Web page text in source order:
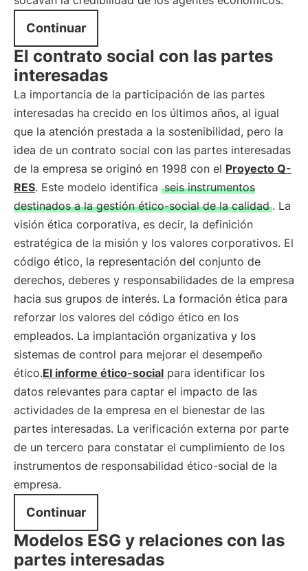
Continuar
El contrato social con las partes
interesadas
La importancia de la participación de las partes
interesadas ha crecido en los últimos años, al igual
que la atención prestada a la sostenibilidad, pero la
idea de un contrato social con las partes interesadas
de la empresa se originó en 1998 con el Proyecto Q-
RES. Este modelo identifica seis instrumentos
destinados a la gestión ético-social de la calidad . La
visión ética corporativa, es decir, la definición
estratégica de la misión y los valores corporativos. El
código ético, la representación del conjunto de
derechos, deberes y responsabilidades de la empresa
hacia sus grupos de interés. La formación ética para
reforzar los valores del código ético en los
empleados. La implantación organizativa y los
sistemas de control para mejorar el desempeño
ético.El informe ético-social para identificar los
datos relevantes para captar el impacto de las
actividades de la empresa en el bienestar de las
partes interesadas. La verificación externa por parte
de un tercero para constatar el cumplimiento de los
instrumentos de responsabilidad ético-social de la
empresa.
Continuar
Modelos ESG y relaciones con las
partes interesadas